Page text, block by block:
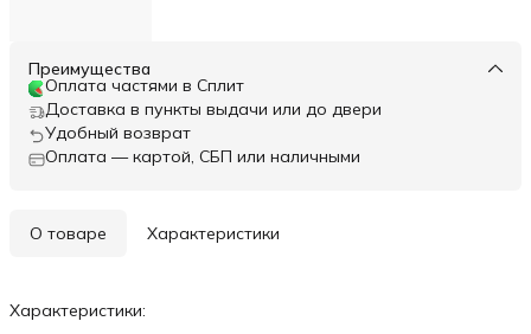
Преимущества
Оплата частями в Сплит
Доставка в пункты выдачи или до двери
Удобный возврат
Оплата — картой, СБП или наличными
О товаре Характеристики
Характеристики: